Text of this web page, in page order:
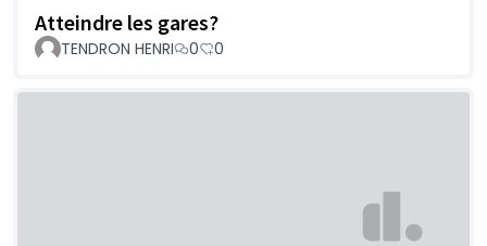
Atteindre les gares?
TENDRON HENRI 0 0